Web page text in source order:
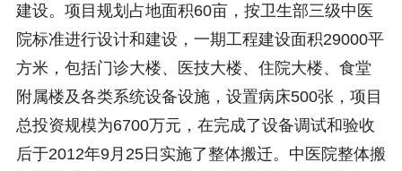
建设。项目规划占地面积60亩，按卫生部三级中医
院标准进行设计和建设，一期工程建设面积29000平
方米，包括门诊大楼、医技大楼、住院大楼、食堂
附属楼及各类系统设备设施，设置病床500张，项目
总投资规模为6700万元，在完成了设备调试和验收
后于2012年9月25日实施了整体搬迁。中医院整体搬